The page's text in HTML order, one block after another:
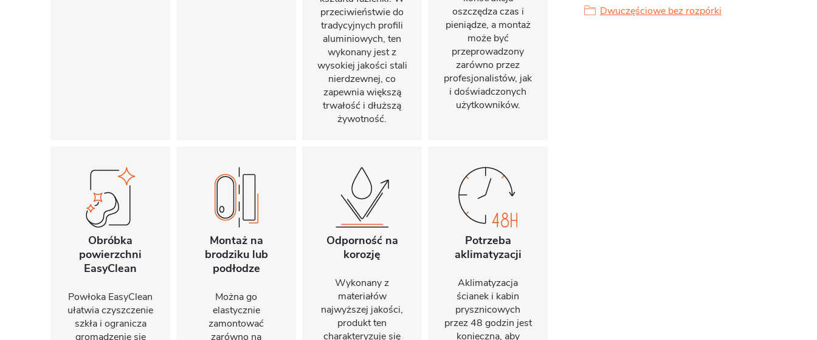
przeciwieństwie do
tradycyjnych profili
aluminiowych, ten
wykonany jest z
wysokiej jakości stali
nierdzewnej, co
zapewnia większą
trwałość i dłuższą
żywotność.
oszczędza czas i
pieniądze, a montaż
może być
przeprowadzony
zarówno przez
profesjonalistów, jak
i doświadczonych
użytkowników.
Obróbka
powierzchni
EasyClean
Powłoka EasyClean
ułatwia czyszczenie
szkła i ogranicza
gromadzenie się
Montaż na
brodziku lub
podłodze
Można go
elastycznie
zamontować
zarówno na
Odporność na
korozję
Wykonany z
materiałów
najwyższej jakości,
produkt ten
charakteryzuje się
Potrzeba
aklimatyzacji
Aklimatyzacja
ścianek i kabin
prysznicowych
przez 48 godzin jest
konieczna, aby
Dwuczęściowe bez rozpórki